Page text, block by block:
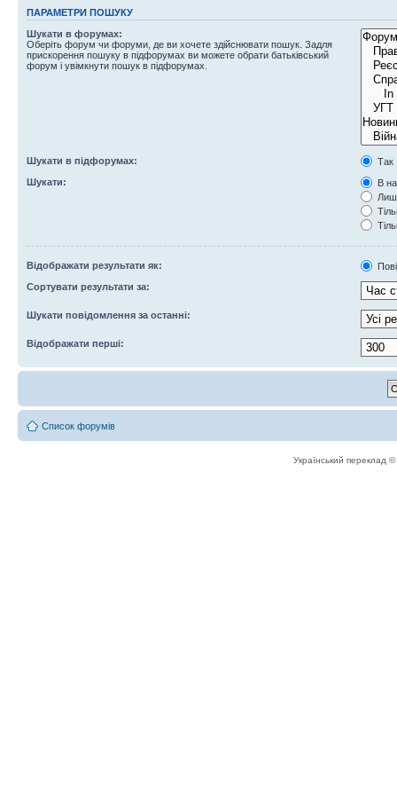
ПАРАМЕТРИ ПОШУКУ
Шукати в форумах:
Оберіть форум чи форуми, де ви хочете здійснювати пошук. Задля
прискорення пошуку в підфорумах ви можете обрати батьківський
форум і увімкнути пошук в підфорумах.
Шукати в підфорумах:
Так
Шукати:
В
Відображати результати як:
Сортувати результати за:
Шукати повідомлення за останні:
Відображати перші:
Список форумів
Український переклад